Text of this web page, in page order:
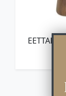
EETTAFEL